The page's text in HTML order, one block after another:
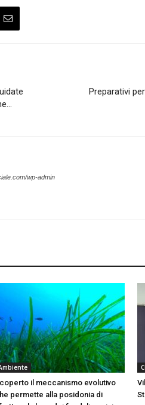
Preparativi
wp-admin
il meccanismo evolutivo
permette alla posidonia di